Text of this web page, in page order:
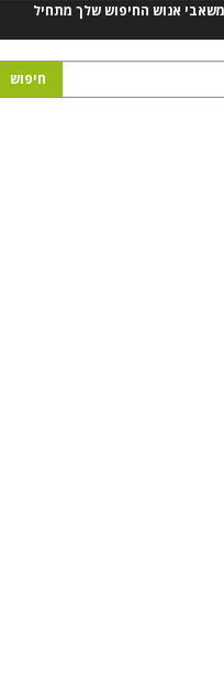
אנוש החיפוש שלך מתחיל